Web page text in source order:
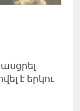
է երկու